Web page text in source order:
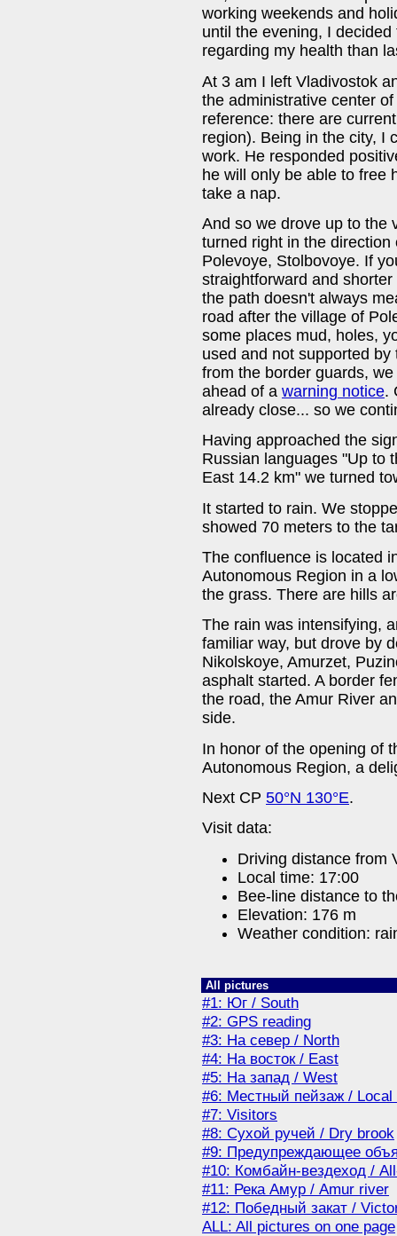
working weekends and
until the evening, I
regarding my health than
At 3 am I left Vladivostok
the administrative center
reference: there are
region). Being in the city, I
work. He responded
he will only be able to free
take a nap.
And so we drove up to the
turned right in the
Polevoye, Stolbovoye. If
straightforward and
the path doesn't always
road after the village of
some places mud, holes,
used and not supported
from the border guards,
ahead of a warning notice.
already close... so we
Having approached the
Russian languages ​​"Up to
East 14.2 km" we turned
It started to rain. We
showed 70 meters to the
The confluence is located
Autonomous Region in a
the grass. There are hills
The rain was intensifying,
familiar way, but drove by
Nikolskoye, Amurzet,
asphalt started. A border
the road, the Amur River
side.
In honor of the opening of
Autonomous Region, a
Next CP 50°N 130°E.
Visit data:
Driving distance from
Local time: 17:00
Bee-line distance to
Elevation: 176 m
Weather condition:
All pictures
#1: Юг / South
#2: GPS reading
#3: На север / North
#4: На восток / East
#5: На запад / West
#6: Местный пейзаж / Local
#7: Visitors
#8: Сухой ручей / Dry brook
#9: Предупреждающее
#10: Комбайн-вездеход /
#11: Река Амур / Amur river
#12: Победный закат /
ALL: All pictures on one page